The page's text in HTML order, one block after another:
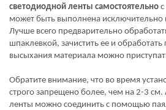
светодиодной ленты самостоятельно
может быть выполнена исключительно
Лучше всего предварительно
шпаклевкой, зачистить ее и обработать
высыхания материала можно
Обратите внимание, что во время
строго запрещено более, чем на 2-3 см.
ленты можно соединить с помощью